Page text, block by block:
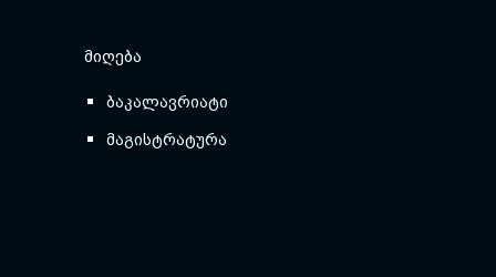
ᲛᲘᲦᲔᲑᲐ
ბაკალავრიატი
მაგისტრატურა